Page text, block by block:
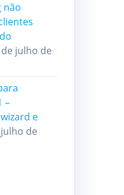
não
julho de
–
e
de